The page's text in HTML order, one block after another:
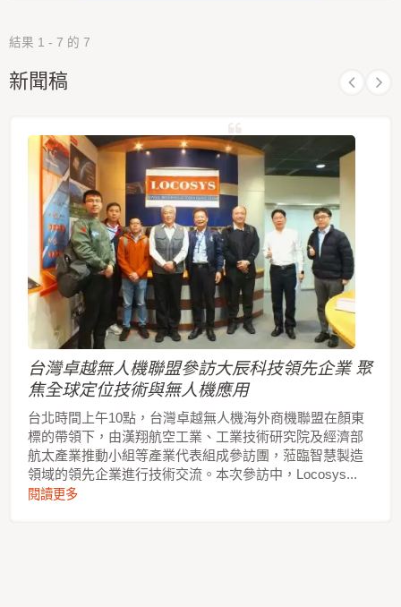
結果 1 - 7 的 7
新聞稿
台灣卓越無人機聯盟參訪大辰科技領先企業 聚
焦全球定位技術與無人機應用
台北時間上午10點，台灣卓越無人機海外商機聯盟在顏東
標的帶領下，由漢翔航空工業、工業技術研究院及經濟部
航太產業推動小組等產業代表組成參訪團，蒞臨智慧製造
領域的領先企業進行技術交流。本次參訪中，Locosys...
閱讀更多